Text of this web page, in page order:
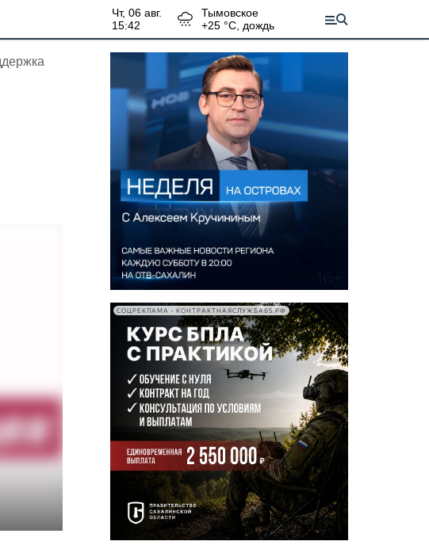
чт, 06 авг.
15:42
Тымовское
+25 °С, дождь
СОЦРЕКЛАМА • КОНТРАКТНАЯСЛУЖБА65.РФ